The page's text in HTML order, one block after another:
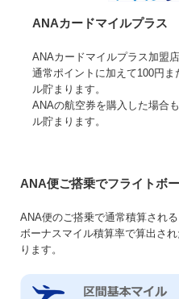
ANAカードマイルプラス
ANAカードマイルプラス加盟店
通常ポイントに加えて100円
ル貯まります。
ANAの航空券を購入した場合
ル貯まります。
ANA便ご搭乗でフライトボ
ANA便のご搭乗で通常積算され
ボーナスマイル積算率で算出さ
ります。